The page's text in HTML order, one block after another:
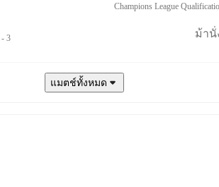
Champions League
- 3 ม้านั่
แมตช์ทั้งหมด